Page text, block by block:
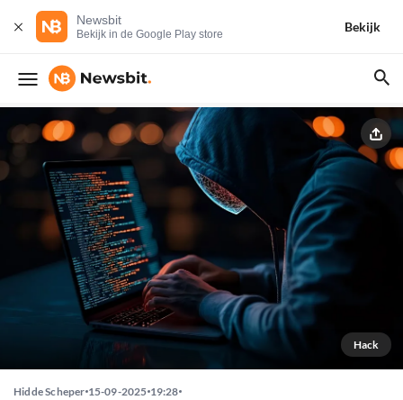
Newsbit
Bekijk in de Google Play store
Bekijk
Hack
Hidde Scheper 15-09-2025 19:28